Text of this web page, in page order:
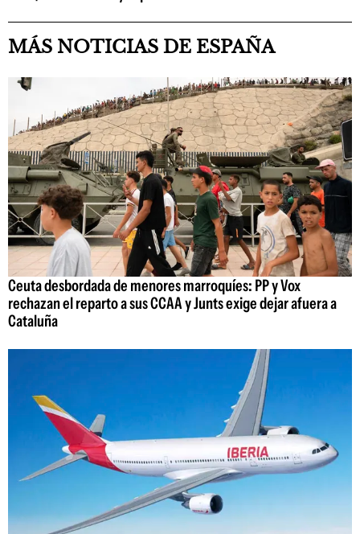
MÁS NOTICIAS DE ESPAÑA
Ceuta desbordada de menores marroquíes: PP y Vox
rechazan el reparto a sus CCAA y Junts exige dejar afuera a
Cataluña